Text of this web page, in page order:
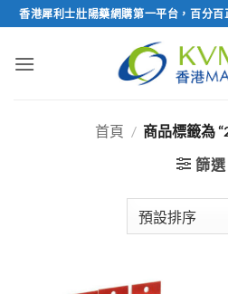
Skip
to
content
香港犀利士壯陽藥網購第一平台，百分
首頁 / 商品標籤為
篩選